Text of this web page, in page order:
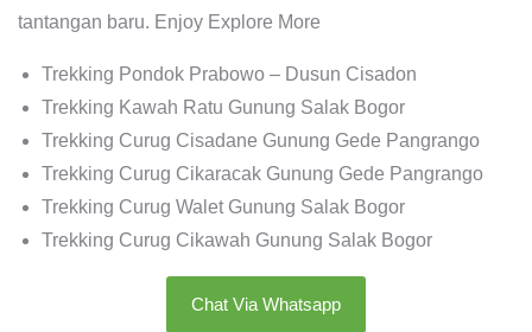
tantangan baru. Enjoy Explore More
Trekking Pondok Prabowo – Dusun Cisadon
Trekking Kawah Ratu Gunung Salak Bogor
Trekking Curug Cisadane Gunung Gede Pangrango
Trekking Curug Cikaracak Gunung Gede Pangrango
Trekking Curug Walet Gunung Salak Bogor
Trekking Curug Cikawah Gunung Salak Bogor
Chat Via Whatsapp